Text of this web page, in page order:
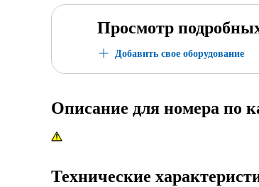
Просмотр
Добавить свое оборудование
Описание для номера по
Технические